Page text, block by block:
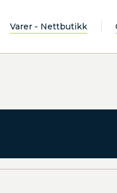
Varer - Nettbutikk